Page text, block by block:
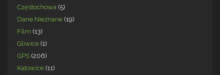
Częstochowa (5)
Dane Nieznane (19)
Film (13)
Gliwice (1)
GPS (206)
Katowice (11)